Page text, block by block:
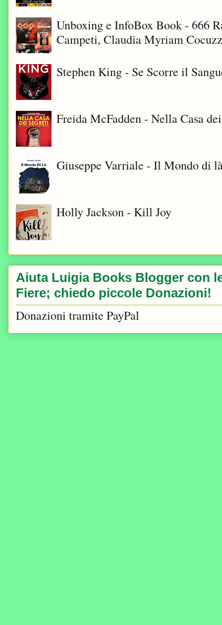
Unboxing e InfoBox Book - 666
Campeti, Claudia Myriam
Stephen King - Se Scorre il
Freida McFadden - Nella Casa
Giuseppe Varriale - Il Mondo di
Holly Jackson - Kill Joy
Aiuta Luigia Books Blogger con
Fiere; chiedo piccole Donazioni!
Donazioni tramite PayPal